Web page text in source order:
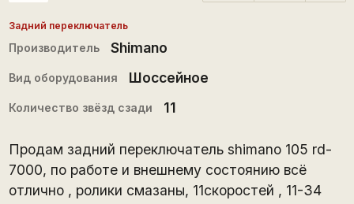
Задний переключатель
Производитель Shimano
Вид оборудования Шоссейное
Количество звёзд сзади 11
Продам задний переключатель shimano 105 rd-
7000, по работе и внешнему состоянию всё
отлично , ролики смазаны, 11скоростей , 11-34